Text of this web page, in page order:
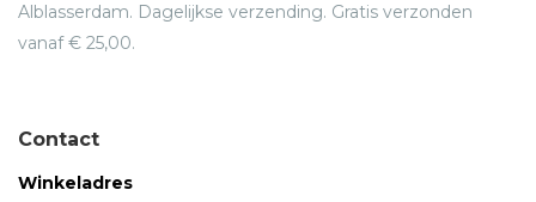
Alblasserdam. Dagelijkse verzending. Gratis verzonden
vanaf € 25,00.
Contact
Winkeladres